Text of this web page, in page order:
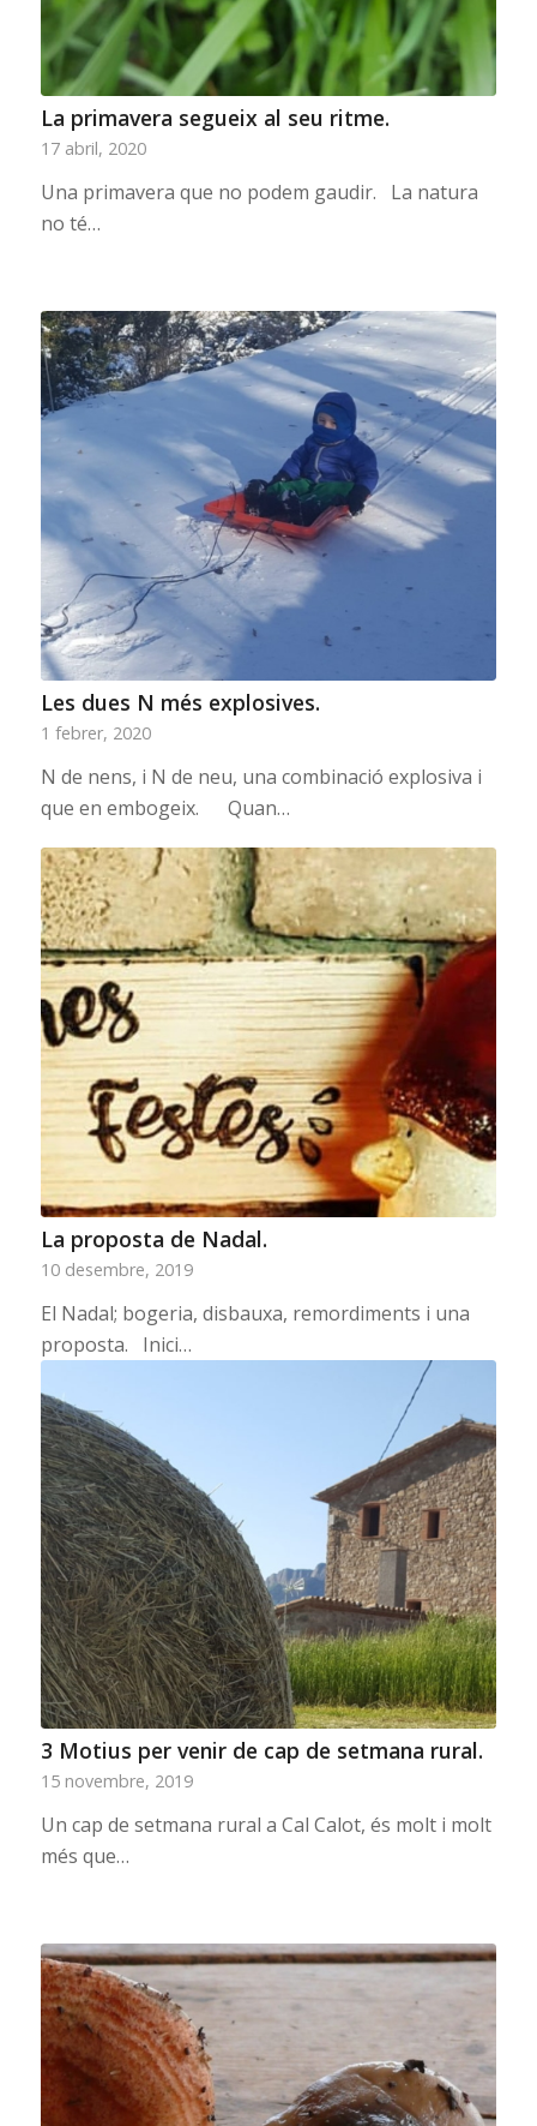
La primavera segueix al seu ritme.
17 abril, 2020
Una primavera que no podem gaudir. La natura
no té…
Les dues N més explosives.
1 febrer, 2020
N de nens, i N de neu, una combinació explosiva i
que en embogeix. Quan…
La proposta de Nadal.
10 desembre, 2019
El Nadal; bogeria, disbauxa, remordiments i una
proposta. Inici…
3 Motius per venir de cap de setmana rural.
15 novembre, 2019
Un cap de setmana rural a Cal Calot, és molt i molt
més que…